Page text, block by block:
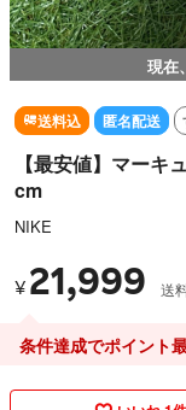
現在、
送料込 匿名配送
【最安値】マーキ
cm
NIKE
¥ 21,999 送
条件達成でポイント